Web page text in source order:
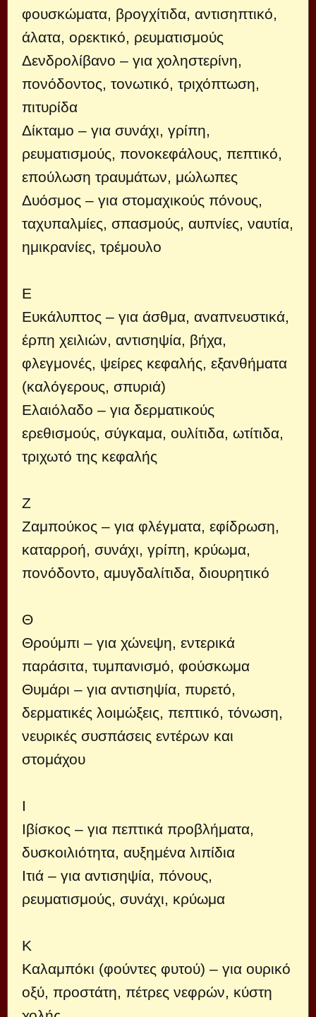
φουσκώματα, βρογχίτιδα, αντισηπτικό,
άλατα, ορεκτικό, ρευματισμούς
Δενδρολίβανο – για χοληστερίνη,
πονόδοντος, τονωτικό, τριχόπτωση,
πιτυρίδα
Δίκταμο – για συνάχι, γρίπη,
ρευματισμούς, πονοκεφάλους, πεπτικό,
επούλωση τραυμάτων, μώλωπες
Δυόσμος – για στομαχικούς πόνους,
ταχυπαλμίες, σπασμούς, αυπνίες, ναυτία,
ημικρανίες, τρέμουλο
Ε
Ευκάλυπτος – για άσθμα, αναπνευστικά,
έρπη χειλιών, αντισηψία, βήχα,
φλεγμονές, ψείρες κεφαλής, εξανθήματα
(καλόγερους, σπυριά)
Ελαιόλαδο – για δερματικούς
ερεθισμούς, σύγκαμα, ουλίτιδα, ωτίτιδα,
τριχωτό της κεφαλής
Ζ
Ζαμπούκος – για φλέγματα, εφίδρωση,
καταρροή, συνάχι, γρίπη, κρύωμα,
πονόδοντο, αμυγδαλίτιδα, διουρητικό
Θ
Θρούμπι – για χώνεψη, εντερικά
παράσιτα, τυμπανισμό, φούσκωμα
Θυμάρι – για αντισηψία, πυρετό,
δερματικές λοιμώξεις, πεπτικό, τόνωση,
νευρικές συσπάσεις εντέρων και
στομάχου
Ι
Ιβίσκος – για πεπτικά προβλήματα,
δυσκοιλιότητα, αυξημένα λιπίδια
Ιτιά – για αντισηψία, πόνους,
ρευματισμούς, συνάχι, κρύωμα
Κ
Καλαμπόκι (φούντες φυτού) – για ουρικό
οξύ, προστάτη, πέτρες νεφρών, κύστη